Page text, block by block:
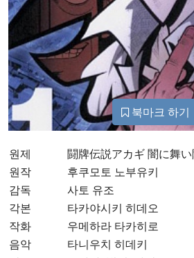
북마크 하기
원제
闘牌伝説アカギ 闇に舞
원작
후쿠모토 노부유키
감독
사토 유조
각본
타카야시키 히데오
작화
우메하라 타카히로
음악
타니우치 히데키